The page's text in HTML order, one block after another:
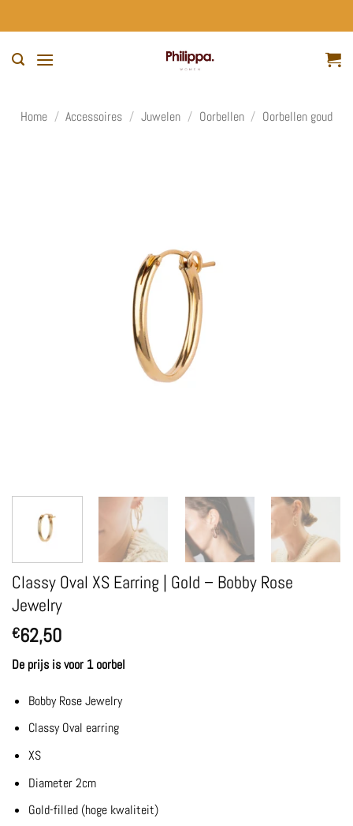
naar
Home / Accessoires / Juwelen / Oorbellen / Oorbellen goud
Classy Oval XS Earring | Gold – Bobby Rose
Jewelry
€62,50
De prijs is voor 1 oorbel
Bobby Rose Jewelry
Classy Oval earring
XS
Diameter 2cm
Gold-filled (hoge kwaliteit)